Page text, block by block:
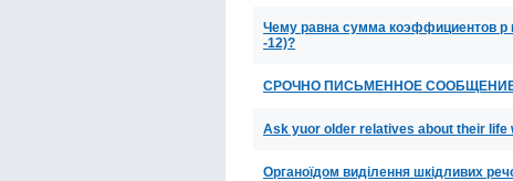
Чему равна сумма коэффициентов p
-12)?
СРОЧНО ПИСЬМЕННОЕ
Ask yuor older relatives about their life
Органоїдом виділення шкідливих